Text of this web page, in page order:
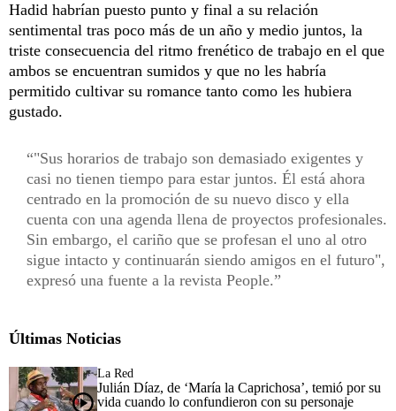
Hadid habrían puesto punto y final a su relación
sentimental tras poco más de un año y medio juntos, la
triste consecuencia del ritmo frenético de trabajo en el que
ambos se encuentran sumidos y que no les habría
permitido cultivar su romance tanto como les hubiera
gustado.
"Sus horarios de trabajo son demasiado exigentes y
casi no tienen tiempo para estar juntos. Él está ahora
centrado en la promoción de su nuevo disco y ella
cuenta con una agenda llena de proyectos profesionales.
Sin embargo, el cariño que se profesan el uno al otro
sigue intacto y continuarán siendo amigos en el futuro",
expresó una fuente a la revista People.
Últimas Noticias
La Red
Julián Díaz, de ‘María la Caprichosa’, temió por su
vida cuando lo confundieron con su personaje